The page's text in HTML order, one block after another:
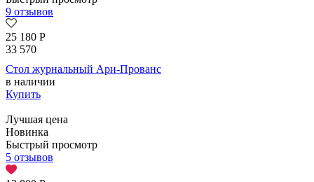
9 отзывов
25 180 Р
33 570
Стол журнальный Ари-Прованс
в наличии
Купить
Лучшая цена
Новинка
Быстрый просмотр
5 отзывов